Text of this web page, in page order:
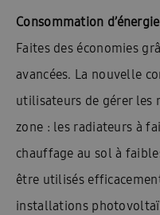
Consommation
Faites des économies
avancées. La nouvelle
utilisateurs de gérer les
zone : les radiateurs à
chauffage au sol à
être utilisés
installations